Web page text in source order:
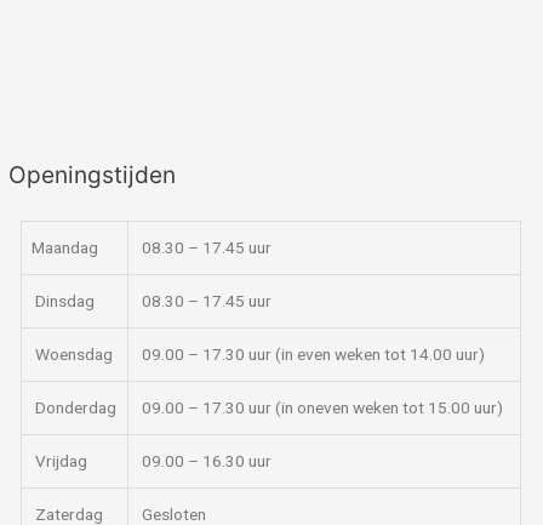
Openingstijden
Maandag 08.30 – 17.45 uur
Dinsdag 08.30 – 17.45 uur
Woensdag 09.00 – 17.30 uur (in even weken tot 14.00 uur)
Donderdag 09.00 – 17.30 uur (in oneven weken tot 15.00 uur)
Vrijdag 09.00 – 16.30 uur
Zaterdag Gesloten